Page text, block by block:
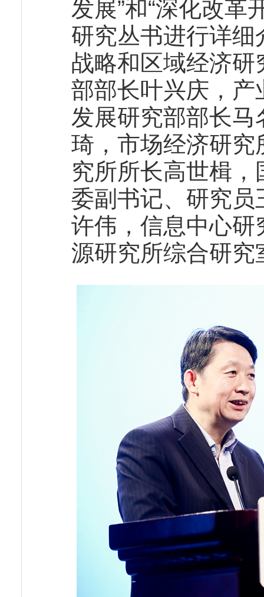
发展”和“深化改革
研究丛书进行详
战略和区域经济
部部长叶兴庆，
发展研究部部长
琦，市场经济研
究所所长高世楫
委副书记、研究
许伟，信息中心
源研究所综合研